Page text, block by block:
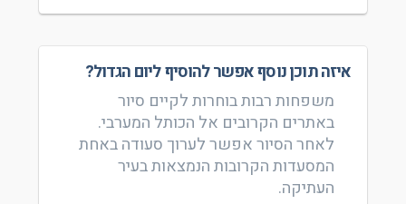
איזה תוכן נוסף אפשר להוסיף ליום הגדול?
משפחות רבות בוחרות לקיים סיור
באתרים הקרובים אל הכותל המערבי.
לאחר הסיור אפשר לערוך סעודה באחת
המסעדות הקרובות הנמצאות בעיר
העתיקה.